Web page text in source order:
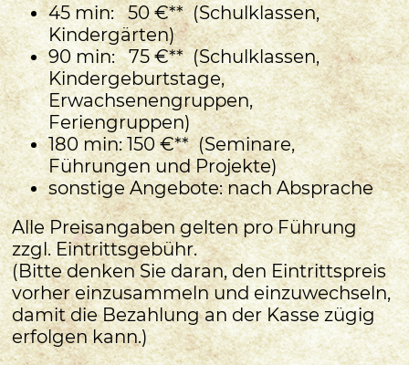
45 min: 50 €** (Schulklassen,
Kindergärten)
90 min: 75 €** (Schulklassen,
Kindergeburtstage,
Erwachsenengruppen,
Feriengruppen)
180 min: 150 €** (Seminare,
Führungen und Projekte)
sonstige Angebote: nach Absprache
Alle Preisangaben gelten pro Führung
zzgl. Eintrittsgebühr.
(Bitte denken Sie daran, den Eintrittspreis
vorher einzusammeln und einzuwechseln,
damit die Bezahlung an der Kasse zügig
erfolgen kann.)